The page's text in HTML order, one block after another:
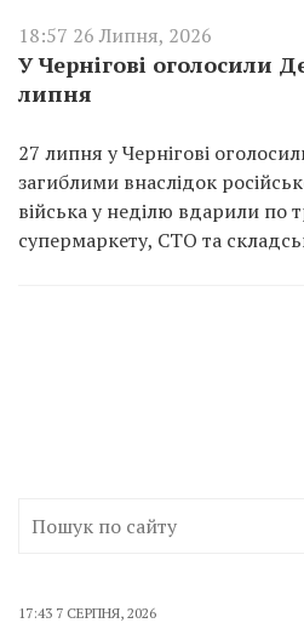
18:57 26 Липня, 2026
У Чернігові оголосили
липня
27 липня у Чернігові
загиблими внаслідок
війська у неділю вдарили по
супермаркету, СТО та
17:43 7 СЕРПНЯ, 2026